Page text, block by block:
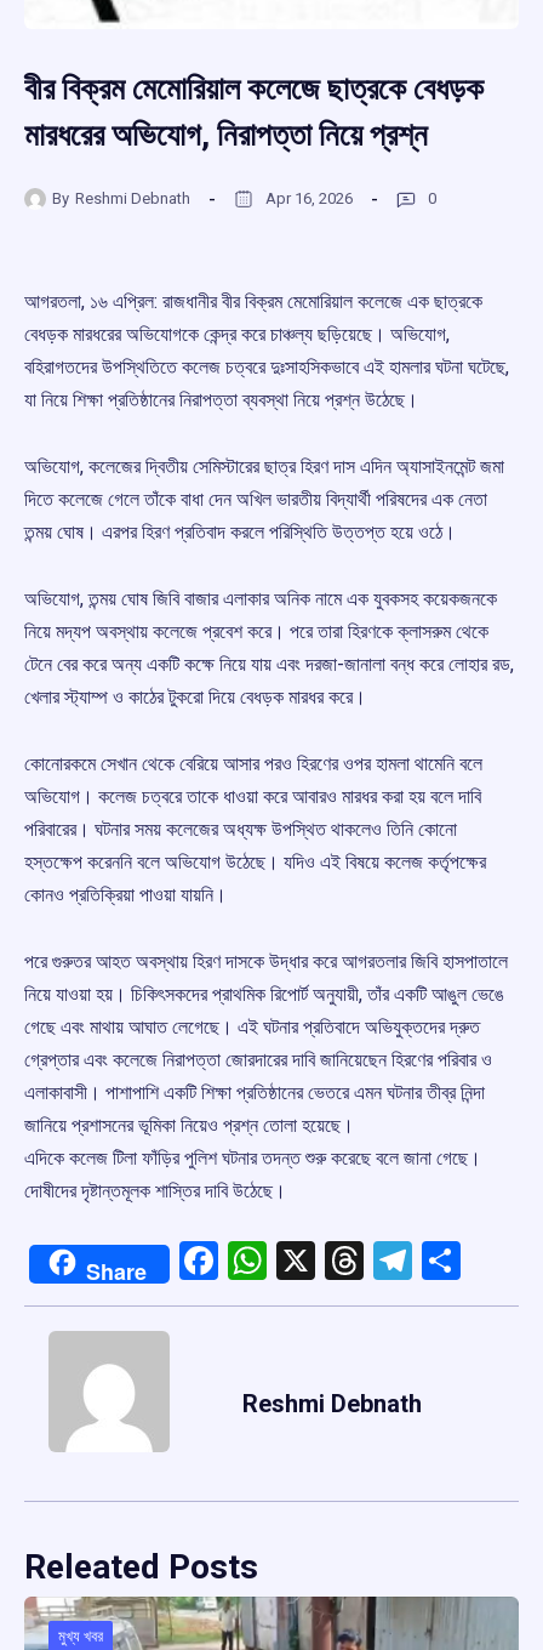
বীর বিক্রম মেমোরিয়াল কলেজে ছাত্রকে বেধড়ক
মারধরের অভিযোগ, নিরাপত্তা নিয়ে প্রশ্ন
By Reshmi Debnath Apr 16, 2026 0
আগরতলা, ১৬ এপ্রিল: রাজধানীর বীর বিক্রম মেমোরিয়াল কলেজে এক ছাত্রকে
বেধড়ক মারধরের অভিযোগকে কেন্দ্র করে চাঞ্চল্য ছড়িয়েছে। অভিযোগ,
বহিরাগতদের উপস্থিতিতে কলেজ চত্বরে দুঃসাহসিকভাবে এই হামলার ঘটনা ঘটেছে,
যা নিয়ে শিক্ষা প্রতিষ্ঠানের নিরাপত্তা ব্যবস্থা নিয়ে প্রশ্ন উঠেছে।
অভিযোগ, কলেজের দ্বিতীয় সেমিস্টারের ছাত্র হিরণ দাস এদিন অ্যাসাইনমেন্ট জমা
দিতে কলেজে গেলে তাঁকে বাধা দেন অখিল ভারতীয় বিদ্যার্থী পরিষদের এক নেতা
তন্ময় ঘোষ। এরপর হিরণ প্রতিবাদ করলে পরিস্থিতি উত্তপ্ত হয়ে ওঠে।
অভিযোগ, তন্ময় ঘোষ জিবি বাজার এলাকার অনিক নামে এক যুবকসহ কয়েকজনকে
নিয়ে মদ্যপ অবস্থায় কলেজে প্রবেশ করে। পরে তারা হিরণকে ক্লাসরুম থেকে
টেনে বের করে অন্য একটি কক্ষে নিয়ে যায় এবং দরজা-জানালা বন্ধ করে লোহার রড,
খেলার স্ট্যাম্প ও কাঠের টুকরো দিয়ে বেধড়ক মারধর করে।
কোনোরকমে সেখান থেকে বেরিয়ে আসার পরও হিরণের ওপর হামলা থামেনি বলে
অভিযোগ। কলেজ চত্বরে তাকে ধাওয়া করে আবারও মারধর করা হয় বলে দাবি
পরিবারের। ঘটনার সময় কলেজের অধ্যক্ষ উপস্থিত থাকলেও তিনি কোনো
হস্তক্ষেপ করেননি বলে অভিযোগ উঠেছে। যদিও এই বিষয়ে কলেজ কর্তৃপক্ষের
কোনও প্রতিক্রিয়া পাওয়া যায়নি।
পরে গুরুতর আহত অবস্থায় হিরণ দাসকে উদ্ধার করে আগরতলার জিবি হাসপাতালে
নিয়ে যাওয়া হয়। চিকিৎসকদের প্রাথমিক রিপোর্ট অনুযায়ী, তাঁর একটি আঙুল ভেঙে
গেছে এবং মাথায় আঘাত লেগেছে। এই ঘটনার প্রতিবাদে অভিযুক্তদের দ্রুত
গ্রেপ্তার এবং কলেজে নিরাপত্তা জোরদারের দাবি জানিয়েছেন হিরণের পরিবার ও
এলাকাবাসী। পাশাপাশি একটি শিক্ষা প্রতিষ্ঠানের ভেতরে এমন ঘটনার তীব্র নিন্দা
জানিয়ে প্রশাসনের ভূমিকা নিয়েও প্রশ্ন তোলা হয়েছে।
এদিকে কলেজ টিলা ফাঁড়ির পুলিশ ঘটনার তদন্ত শুরু করেছে বলে জানা গেছে।
দোষীদের দৃষ্টান্তমূলক শাস্তির দাবি উঠেছে।
Share Facebook
WhatsApp
X Threads
Reshmi Debnath
Releated Posts
মুখ্য খবর